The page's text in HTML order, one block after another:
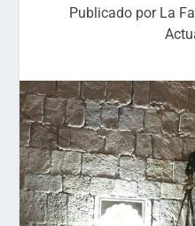
Publicado por La